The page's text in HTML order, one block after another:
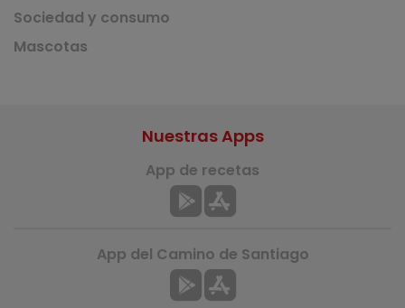
Sociedad y consumo
Mascotas
Nuestras Apps
App de recetas
App del Camino de Santiago